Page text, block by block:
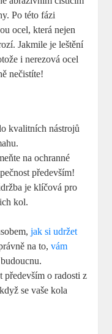
Po této fázi
ocel, která nejen
Jakmile je leštění
i nerezová ocel
nečistíte!
kvalitních nástrojů
na ochranné
především!
je klíčová pro
kol.
jak si udržet
na to,vám
především o radosti z
se vaše kola